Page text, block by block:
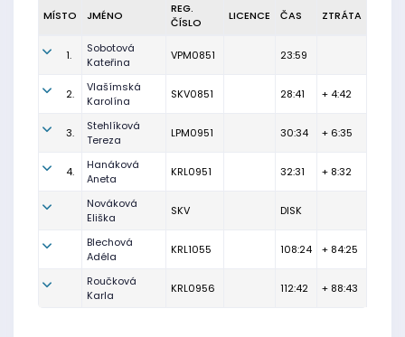
MÍSTO JMÉNO
REG.
ČÍSLO
LICENCE ČAS ZTRÁTA
1.
Sobotová
Kateřina
VPM0851 23:59
2.
Vlašímská
Karolína
SKV0851 28:41 + 4:42
3.
Stehlíková
Tereza
LPM0951 30:34 + 6:35
4.
Hanáková
Aneta
KRL0951 32:31 + 8:32
Nováková
Eliška
SKV DISK
Blechová
Adéla
KRL1055 108:24 + 84:25
Roučková
Karla
KRL0956 112:42 + 88:43